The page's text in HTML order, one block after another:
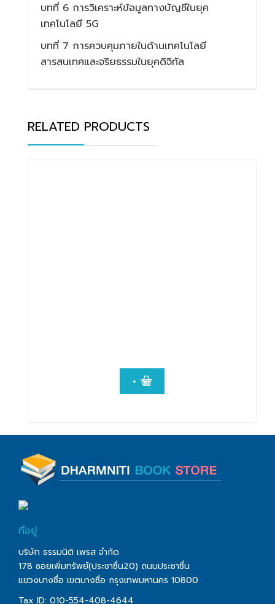
บทที่ 6 การวิเคราะห์ข้อมูลทางบัญชีในยุค
เทคโนโลยี 5G
บทที่ 7 การควบคุมภายในด้านเทคโนโลยี
สารสนเทศและจริยธรรมในยุคดิจิทัล
RELATED PRODUCTS
+
ที่อยู่
บริษัท ธรรมนิติ เพรส จำกัด
178 ซอยเพิ่มทรัพย์(ประชาชื่น20) ถนนประชาชื่น
แขวงบางซื่อ เขตบางซื่อ กรุงเทพมหานคร 10800
Tax ID: 010-554-408-4644